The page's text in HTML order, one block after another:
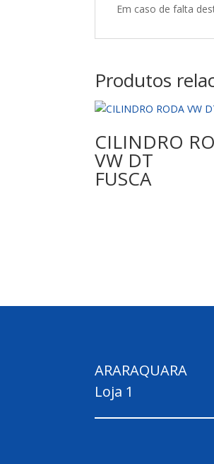
Em caso de falta
Produtos
CILINDRO
VW DT
FUSCA
ARARAQUARA
Loja 1